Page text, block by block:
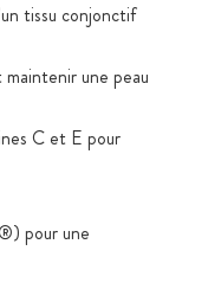
tissu conjonctif
une peau
C et E pour
pour une